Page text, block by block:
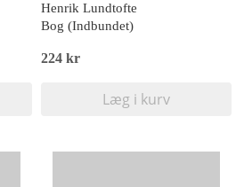
Henrik Lundtofte
Bog (Indbundet)
224 kr
Læg i kurv